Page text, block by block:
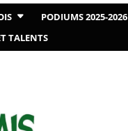
PODIUMS 2025-2026
TALENTS